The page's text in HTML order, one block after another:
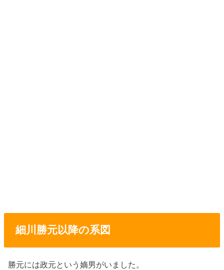
細川勝元以降の系図
勝元には政元という嫡男がいました。